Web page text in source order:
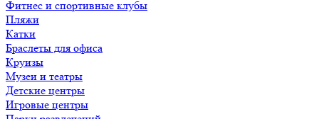
Фитнес и спортивные клубы
Пляжи
Катки
Браслеты для офиса
Круизы
Музеи и театры
Детские центры
Игровые центры